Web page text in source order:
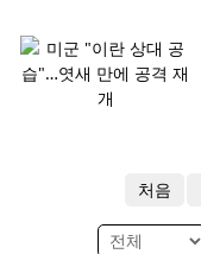
처음